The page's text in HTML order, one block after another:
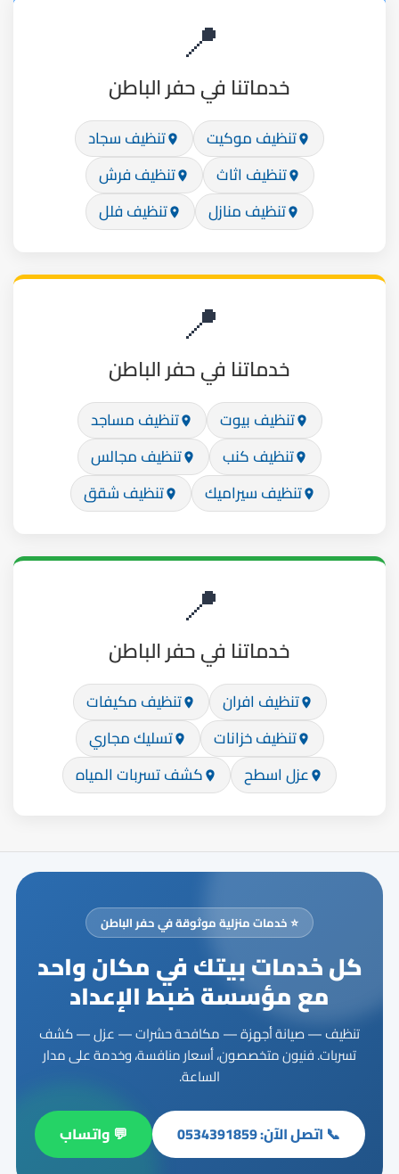
📍
خدماتنا في حفر الباطن
تنظيف موكيت
تنظيف سجاد
تنظيف اثاث
تنظيف فرش
تنظيف منازل
تنظيف فلل
📍
خدماتنا في حفر الباطن
تنظيف بيوت
تنظيف مساجد
تنظيف كنب
تنظيف مجالس
تنظيف سيراميك
تنظيف شقق
📍
خدماتنا في حفر الباطن
تنظيف افران
تنظيف مكيفات
تنظيف خزانات
تسليك مجاري
عزل اسطح
كشف تسربات المياه
⭐ خدمات منزلية موثوقة في حفر الباطن
كل خدمات بيتك في مكان واحد
مع مؤسسة ضبط الإعداد
تنظيف — صيانة أجهزة — مكافحة حشرات — عزل — كشف
تسربات. فنيون متخصصون، أسعار منافسة، وخدمة على مدار
الساعة.
📞 اتصل الآن: 0534391859 💬 واتساب